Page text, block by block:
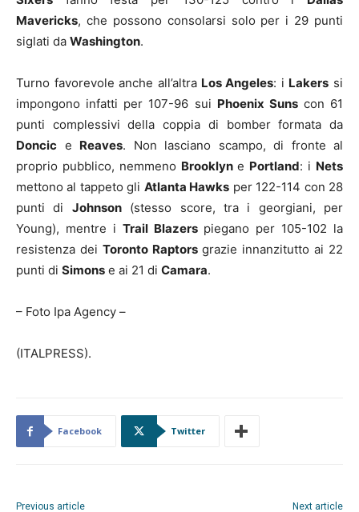
Mavericks, che possono consolarsi solo per i 29 punti
siglati da Washington.
Turno favorevole anche all’altraLos Angeles: i Lakers si
impongono infatti per 107-96 sui Phoenix Sunscon 61
punti complessivi della coppia di bomber formata da
Doncic e Reaves. Non lasciano scampo, di fronte al
proprio pubblico, nemmeno Brooklyn e Portland: i Nets
mettono al tappeto gli Atlanta Hawks per 122-114 con 28
punti di Johnson(stesso score, tra i georgiani, per
Young), mentre i Trail Blazerspiegano per 105-102 la
resistenza dei Toronto Raptorsgrazie innanzitutto ai 22
punti di Simons e ai 21 di Camara.
– Foto Ipa Agency –
(ITALPRESS).
Facebook Twitter
Previous article Next article